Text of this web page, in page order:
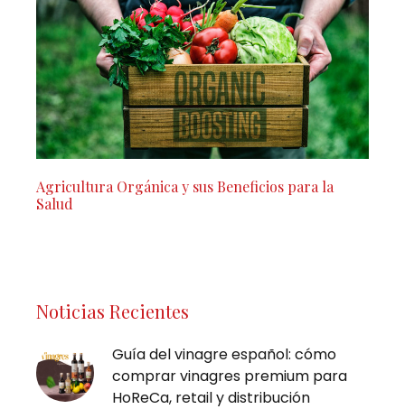
Agricultura Orgánica y sus Beneficios para la
Salud
Noticias Recientes
Guía del vinagre español: cómo
comprar vinagres premium para
HoReCa, retail y distribución